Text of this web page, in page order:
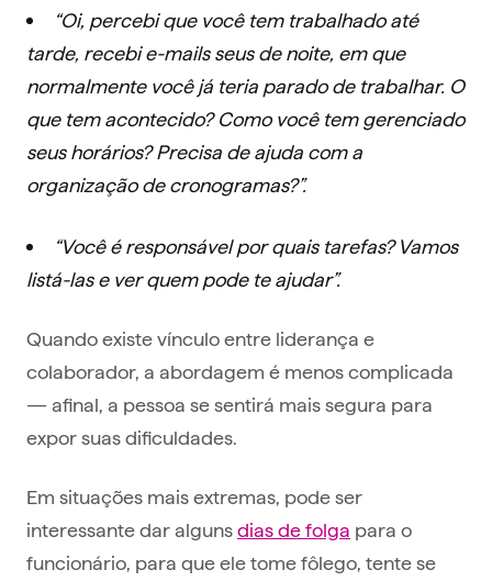
“Oi, percebi que você tem trabalhado até
tarde, recebi e-mails seus de noite, em que
normalmente você já teria parado de trabalhar. O
que tem acontecido? Como você tem gerenciado
seus horários? Precisa de ajuda com a
organização de cronogramas?”.
“Você é responsável por quais tarefas? Vamos
listá-las e ver quem pode te ajudar”.
Quando existe vínculo entre liderança e
colaborador, a abordagem é menos complicada
— afinal, a pessoa se sentirá mais segura para
expor suas dificuldades.
Em situações mais extremas, pode ser
interessante dar algunsdias de folga para o
funcionário, para que ele tome fôlego, tente se